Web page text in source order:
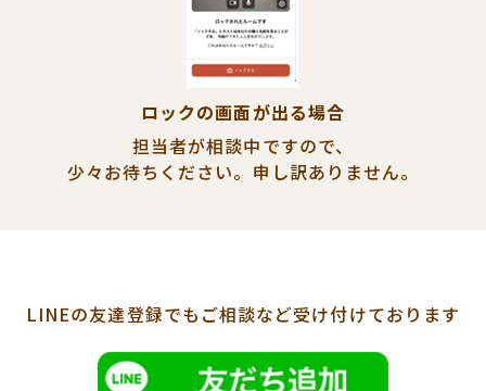
ロックの画面が出る場合
担当者が相談中ですので、
少々お待ちください。 申し訳ありません。
LINEの友達登録でも ご相談など受け付けております